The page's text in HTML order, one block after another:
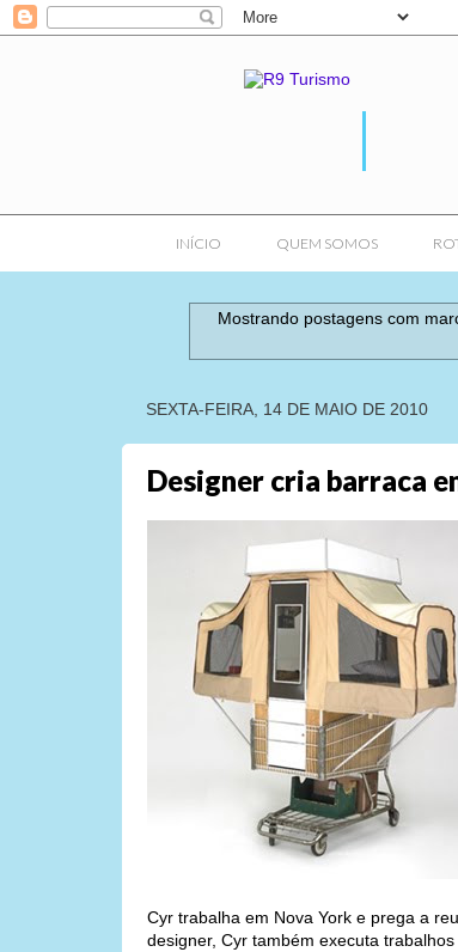
INÍCIO QUEM SOMOS
Mostrando postagens com
SEXTA-FEIRA, 14 DE MAIO DE 2010
Designer cria barraca
Cyr trabalha em Nova York e prega a
designer, Cyr também executa